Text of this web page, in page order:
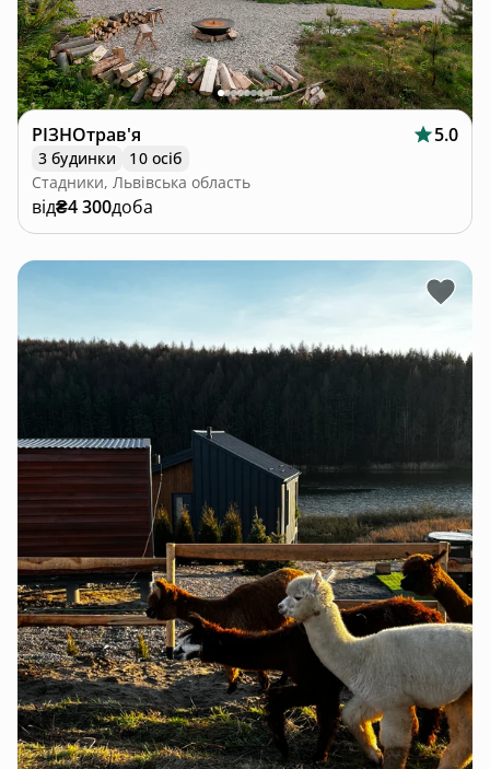
РІЗНОтрав'я 5.0
3 будинки
10 осіб
Стадники, Львівська область
від₴4 300доба